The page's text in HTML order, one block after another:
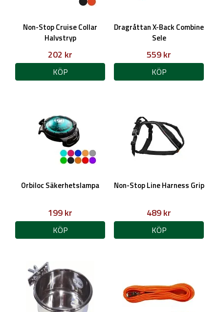
Non-Stop Cruise Collar
Halvstryp
202 kr
KÖP
Dragråttan X-Back Combine
Sele
559 kr
KÖP
Orbiloc Säkerhetslampa
199 kr
KÖP
Non-Stop Line Harness Grip
489 kr
KÖP